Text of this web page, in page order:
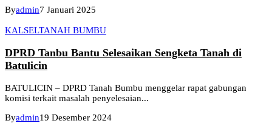
Byadmin7 Januari 2025
KALSELTANAH BUMBU
DPRD Tanbu Bantu Selesaikan Sengketa Tanah di
Batulicin
BATULICIN – DPRD Tanah Bumbu menggelar rapat gabungan
komisi terkait masalah penyelesaian...
Byadmin19 Desember 2024